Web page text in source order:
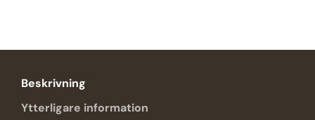
Beskrivning
Ytterligare information